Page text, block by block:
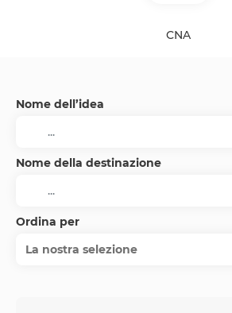
CNA
Nome dell’idea
Nome della destinazione
Ordina per
La nostra selezione